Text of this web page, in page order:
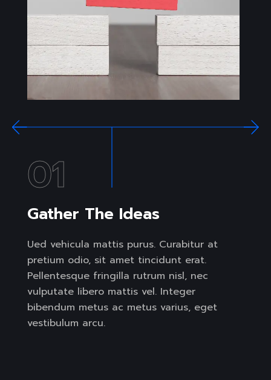
Gather The Ideas
Ued vehicula mattis purus. Curabitur at
pretium odio, sit amet tincidunt erat.
Pellentesque fringilla rutrum nisl, nec
vulputate libero mattis vel. Integer
bibendum metus ac metus varius, eget
vestibulum arcu.
01